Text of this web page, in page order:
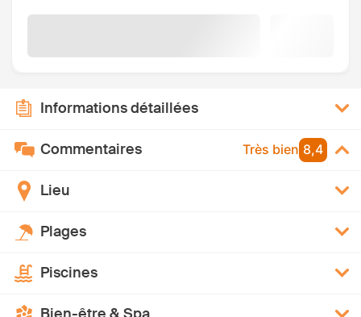
Informations détaillées
Commentaires Très bien 8,4
Lieu
Plages
Piscines